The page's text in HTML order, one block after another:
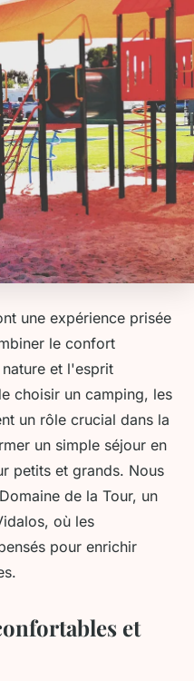
une expérience prisée
le confort
et l'esprit
choisir un camping, les
un rôle crucial dans la
un simple séjour en
petits et grands. Nous
de la Tour, un
où les
pour enrichir
et